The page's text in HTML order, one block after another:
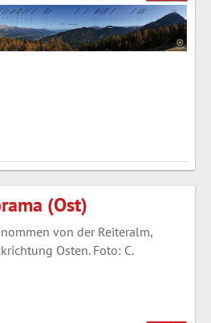
(Ost)
von der Reiteralm,
Osten. Foto: C.